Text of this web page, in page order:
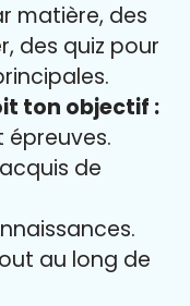
matière, des
des quiz pour
ton objectif :
épreuves.
de
au long de